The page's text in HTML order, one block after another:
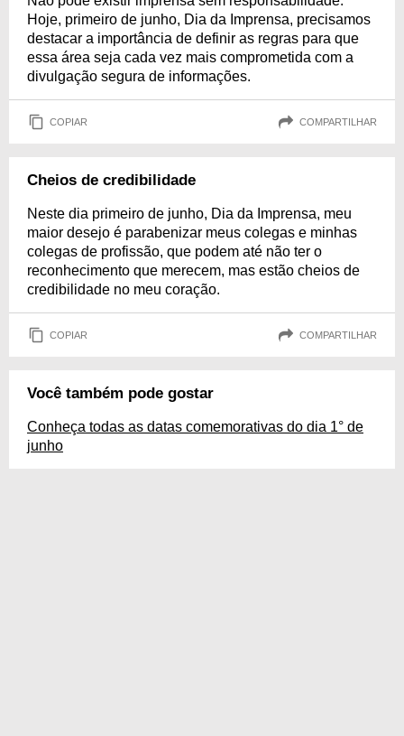
Hoje, primeiro de junho, Dia da Imprensa, precisamos
destacar a importância de definir as regras para que
essa área seja cada vez mais comprometida com a
divulgação segura de informações.
COPIAR COMPARTILHAR
Cheios de credibilidade
Neste dia primeiro de junho, Dia da Imprensa, meu
maior desejo é parabenizar meus colegas e minhas
colegas de profissão, que podem até não ter o
reconhecimento que merecem, mas estão cheios de
credibilidade no meu coração.
COPIAR COMPARTILHAR
Você também pode gostar
Conheça todas as datas comemorativas do dia 1° de
junho